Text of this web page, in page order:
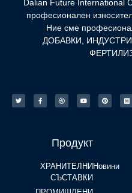
Dalian Future International
професионален
Ние сме
ДОБАВКИ,
Продукт
ХРАНИТЕЛНИ
СЪСТАВКИ
Новини